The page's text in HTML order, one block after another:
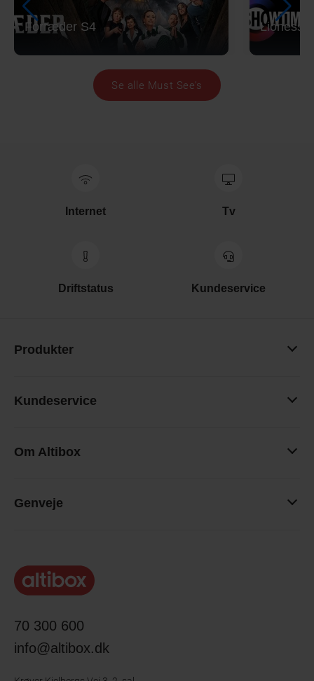
Forræder S4 Lioness
Se alle Must See’s
Internet Tv
Driftstatus Kundeservice
Produkter
Kundeservice
Om Altibox
Genveje
70 300 600
info@altibox.dk